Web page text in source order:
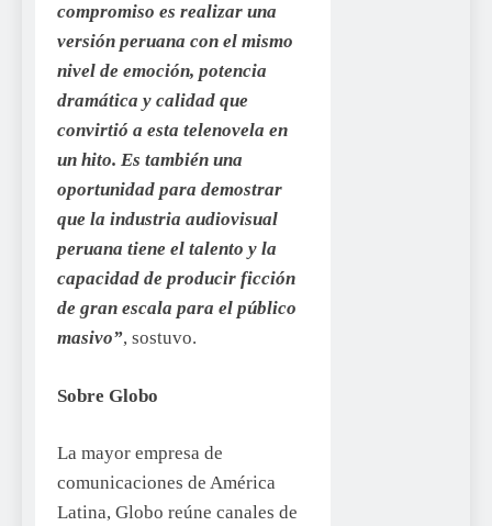
compromiso es realizar una
versión peruana con el mismo
nivel de emoción, potencia
dramática y calidad que
convirtió a esta telenovela en
un hito. Es también una
oportunidad para demostrar
que la industria audiovisual
peruana tiene el talento y la
capacidad de producir ficción
de gran escala para el público
masivo”, sostuvo.
Sobre Globo
La mayor empresa de
comunicaciones de América
Latina, Globo reúne canales de